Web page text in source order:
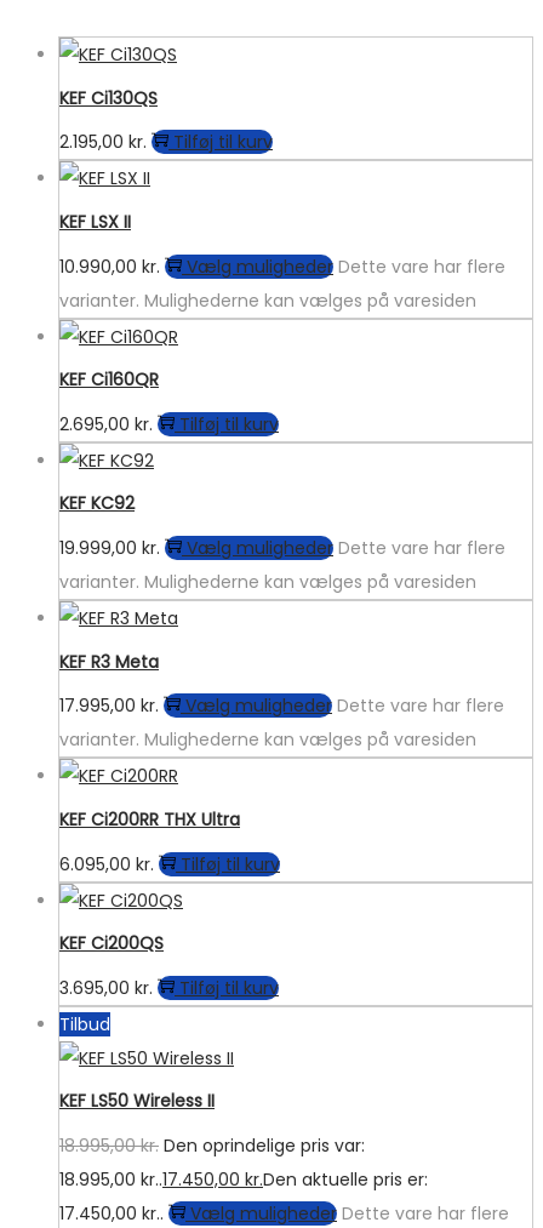
KEF Ci130QS
2.195,00 kr. Tilføj til kurv
KEF LSX II
10.990,00 kr. Vælg muligheder Dette vare har flere
varianter. Mulighederne kan vælges på varesiden
KEF Ci160QR
2.695,00 kr. Tilføj til kurv
KEF KC92
19.999,00 kr. Vælg muligheder Dette vare har flere
varianter. Mulighederne kan vælges på varesiden
KEF R3 Meta
17.995,00 kr. Vælg muligheder Dette vare har flere
varianter. Mulighederne kan vælges på varesiden
KEF Ci200RR THX Ultra
6.095,00 kr. Tilføj til kurv
KEF Ci200QS
3.695,00 kr.
Tilføj til kurv
Tilbud
KEF LS50 Wireless II
18.995,00kr. Den oprindelige pris var:
18.995,00 kr..17.450,00 kr.Den aktuelle pris er:
17.450,00 kr..
Vælg muligheder Dette vare har flere